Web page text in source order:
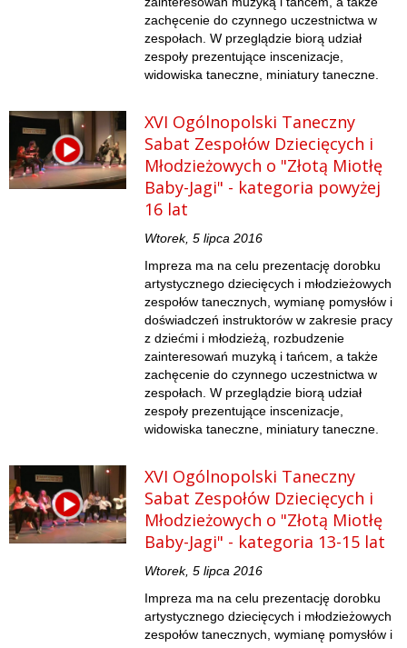
zachęcenie do czynnego uczestnictwa w
zespołach. W przeglądzie biorą udział
zespoły prezentujące inscenizacje,
widowiska taneczne, miniatury taneczne.
XVI Ogólnopolski Taneczny
Sabat Zespołów Dziecięcych i
Młodzieżowych o "Złotą Miotłę
Baby-Jagi" - kategoria powyżej
16 lat
Wtorek, 5 lipca 2016
Impreza ma na celu prezentację dorobku
artystycznego dziecięcych i młodzieżowych
zespołów tanecznych, wymianę pomysłów i
doświadczeń instruktorów w zakresie pracy
z dziećmi i młodzieżą, rozbudzenie
zainteresowań muzyką i tańcem, a także
zachęcenie do czynnego uczestnictwa w
zespołach. W przeglądzie biorą udział
zespoły prezentujące inscenizacje,
widowiska taneczne, miniatury taneczne.
XVI Ogólnopolski Taneczny
Sabat Zespołów Dziecięcych i
Młodzieżowych o "Złotą Miotłę
Baby-Jagi" - kategoria 13-15 lat
Wtorek, 5 lipca 2016
Impreza ma na celu prezentację dorobku
artystycznego dziecięcych i młodzieżowych
zespołów tanecznych, wymianę pomysłów i